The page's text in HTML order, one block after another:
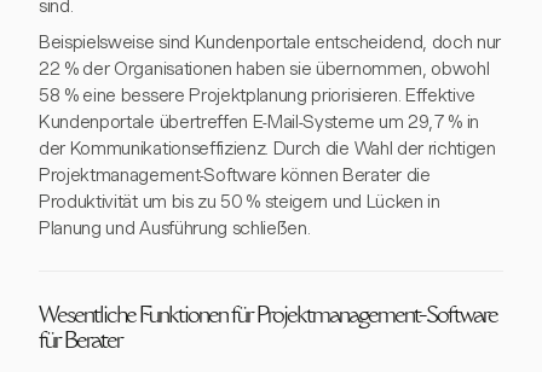
sind.
Beispielsweise sind Kundenportale entscheidend, doch nur
22 % der Organisationen haben sie übernommen, obwohl
58 % eine bessere Projektplanung priorisieren. Effektive
Kundenportale übertreffen E-Mail-Systeme um 29,7 % in
der Kommunikationseffizienz. Durch die Wahl der richtigen
Projektmanagement-Software können Berater die
Produktivität um bis zu 50 % steigern und Lücken in
Planung und Ausführung schließen.
Wesentliche Funktionen für Projektmanagement-Software
für Berater